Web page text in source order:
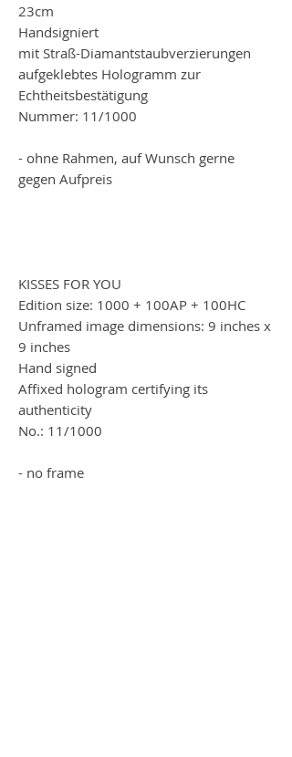
23cm
Handsigniert
mit Straß-Diamantstaubverzierungen
aufgeklebtes Hologramm zur
Echtheitsbestätigung
Nummer: 11/1000
- ohne Rahmen, auf Wunsch gerne
gegen Aufpreis
KISSES FOR YOU
Edition size: 1000 + 100AP + 100HC
Unframed image dimensions: 9 inches x
9 inches
Hand signed
Affixed hologram certifying its
authenticity
No.: 11/1000
- no frame